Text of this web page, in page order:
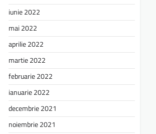
iunie 2022
mai 2022
aprilie 2022
martie 2022
februarie 2022
ianuarie 2022
decembrie 2021
noiembrie 2021